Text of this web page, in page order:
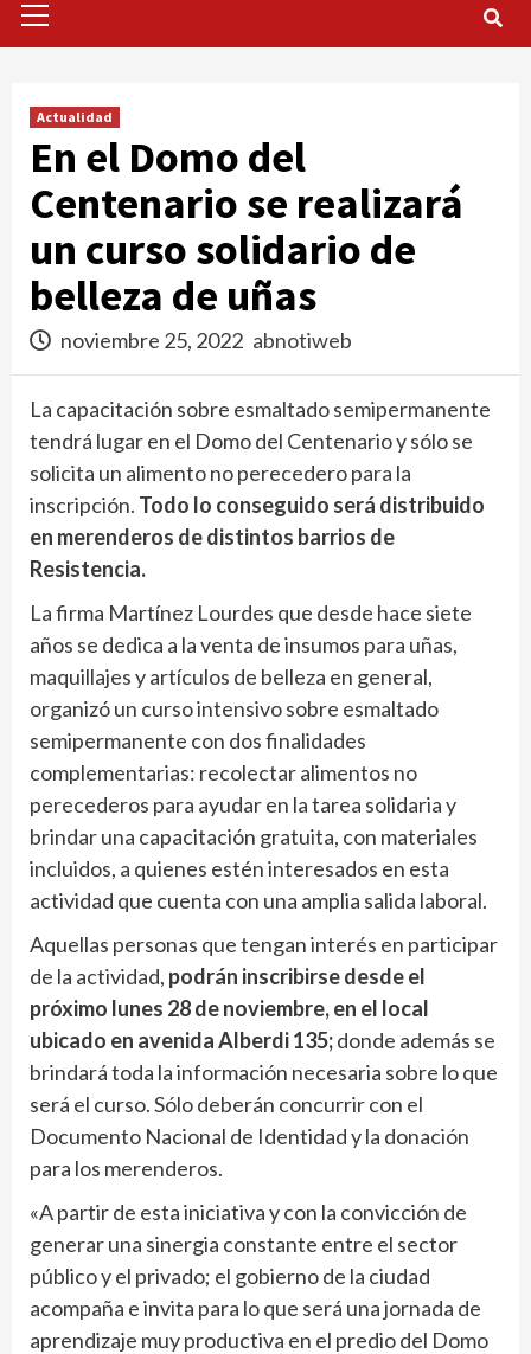
Menu
Actualidad
En el Domo del
Centenario se realizará
un curso solidario de
belleza de uñas
noviembre 25, 2022 abnotiweb
La capacitación sobre esmaltado semipermanente
tendrá lugar en el Domo del Centenario y sólo se
solicita un alimento no perecedero para la
inscripción. Todo lo conseguido será distribuido
en merenderos de distintos barrios de
Resistencia.
La firma Martínez Lourdes que desde hace siete
años se dedica a la venta de insumos para uñas,
maquillajes y artículos de belleza en general,
organizó un curso intensivo sobre esmaltado
semipermanente con dos finalidades
complementarias: recolectar alimentos no
perecederos para ayudar en la tarea solidaria y
brindar una capacitación gratuita, con materiales
incluidos, a quienes estén interesados en esta
actividad que cuenta con una amplia salida laboral.
Aquellas personas que tengan interés en participar
de la actividad, podrán inscribirse desde el
próximo lunes 28 de noviembre, en el local
ubicado en avenida Alberdi 135;donde además se
brindará toda la información necesaria sobre lo que
será el curso. Sólo deberán concurrir con el
Documento Nacional de Identidad y la donación
para los merenderos.
«A partir de esta iniciativa y con la convicción de
generar una sinergia constante entre el sector
público y el privado; el gobierno de la ciudad
acompaña e invita para lo que será una jornada de
aprendizaje muy productiva en el predio del Domo